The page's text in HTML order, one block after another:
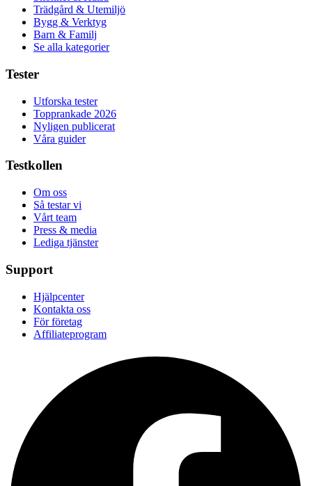
Trädgård & Utemiljö
Bygg & Verktyg
Barn & Familj
Se alla kategorier
Tester
Utforska tester
Topprankade 2026
Nyligen publicerat
Våra guider
Testkollen
Om oss
Så testar vi
Vårt team
Press & media
Lediga tjänster
Support
Hjälpcenter
Kontakta oss
För företag
Affiliateprogram